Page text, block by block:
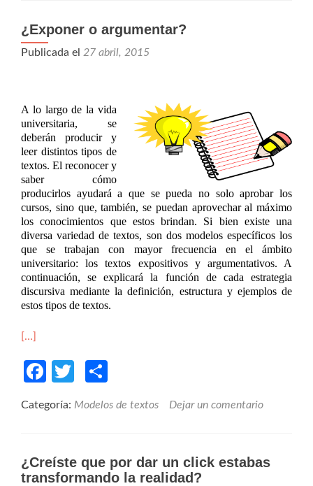
¿Exponer o argumentar?
Publicada el 27 abril, 2015
A lo largo de la vida
universitaria, se
deberán producir y
leer distintos tipos de
textos. El reconocer y
saber cómo
producirlos ayudará a que se pueda no solo aprobar los
cursos, sino que, también, se puedan aprovechar al máximo
los conocimientos que estos brindan. Si bien existe una
diversa variedad de textos, son dos modelos específicos los
que se trabajan con mayor frecuencia en el ámbito
universitario: los textos expositivos y argumentativos. A
continuación, se explicará la función de cada estrategia
discursiva mediante la definición, estructura y ejemplos de
estos tipos de textos.
[…]
Facebook
Twitter
Categoría: Modelos de textos Dejar un comentario
¿Creíste que por dar un click estabas
transformando la realidad?